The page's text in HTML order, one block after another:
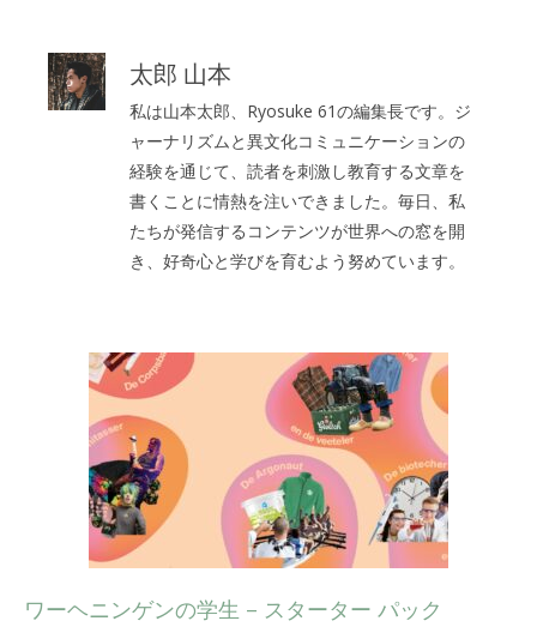
太郎 山本
私は山本太郎、Ryosuke 61の編集長です。ジ
ャーナリズムと異文化コミュニケーションの
経験を通じて、読者を刺激し教育する文章を
書くことに情熱を注いできました。毎日、私
たちが発信するコンテンツが世界への窓を開
き、好奇心と学びを育むよう努めています。
ワーヘニンゲンの学生 – スターター パック